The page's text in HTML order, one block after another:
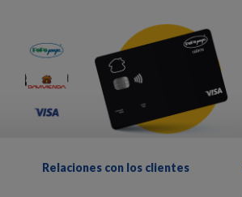
Relaciones con los clientes